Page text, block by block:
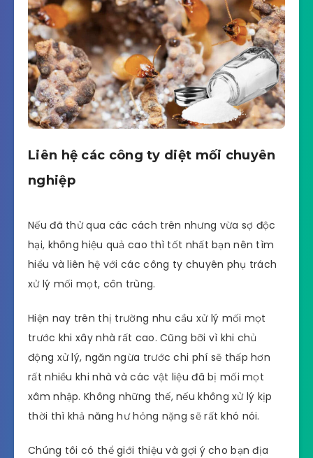
Liên hệ các công ty diệt mối chuyên
nghiệp
Nếu đã thử qua các cách trên nhưng vừa sợ độc
hại, không hiệu quả cao thì tốt nhất bạn nên tìm
hiểu và liên hệ với các công ty chuyên phụ trách
xử lý mối mọt, côn trùng.
Hiện nay trên thị trường nhu cầu xử lý mối mọt
trước khi xây nhà rất cao. Cũng bỡi vì khi chủ
động xử lý, ngăn ngừa trước chi phí sẽ thấp hơn
rất nhiều khi nhà và các vật liệu đã bị mối mọt
xâm nhập. Không những thế, nếu không xử lý kịp
thời thì khả năng hư hỏng nặng sẽ rất khó nói.
Chúng tôi có thể giới thiệu và gợi ý cho bạn địa